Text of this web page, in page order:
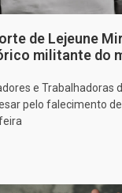
de Lejeune
militante do
e Trabalhadoras
pelo falecimento de